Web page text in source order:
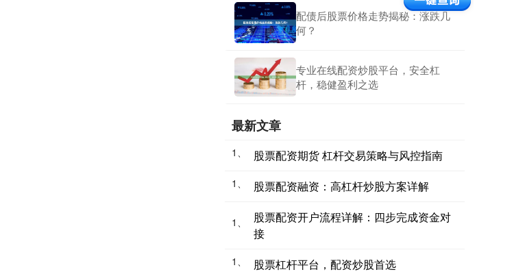
配债后股票价格走势揭秘：涨跌几
何？
专业在线配资炒股平台，安全杠
杆，稳健盈利之选
最新文章
1、 股票配资期货 杠杆交易策略与风控指南
1、 股票配资融资：高杠杆炒股方案详解
1、
股票配资开户流程详解：四步完成资金对
接
1、 股票杠杆平台，配资炒股首选